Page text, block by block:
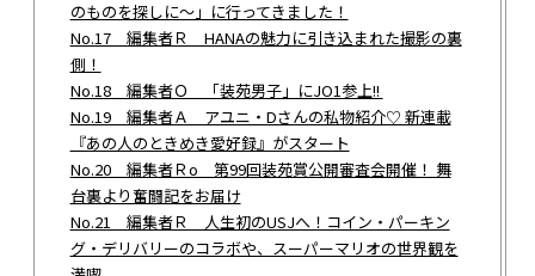
のものを探しに～」に行ってきました！
No.17 編集者Ｒ HANAの魅力に引き込まれた撮影の裏
側！
No.18 編集者Ｏ 「装苑男子」にJO1参上!!
No.19 編集者Ａ アユニ・Dさんの私物紹介♡ 新連載
『あの人のときめき愛好録』がスタート
No.20 編集者Ｒo 第99回装苑賞公開審査会開催！ 舞
台裏より奮闘記をお届け
No.21 編集者Ｒ 人生初のUSJへ！コイン・パーキン
グ・デリバリーのコラボや、スーパーマリオの世界観を